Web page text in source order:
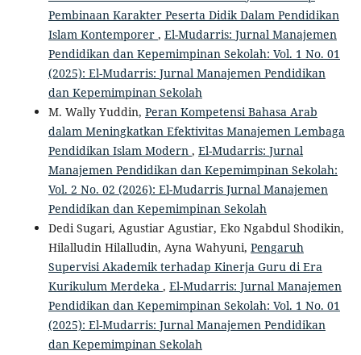
Pembinaan Karakter Peserta Didik Dalam Pendidikan
Islam Kontemporer , El-Mudarris: Jurnal Manajemen
Pendidikan dan Kepemimpinan Sekolah: Vol. 1 No. 01
(2025): El-Mudarris: Jurnal Manajemen Pendidikan
dan Kepemimpinan Sekolah
M. Wally Yuddin, Peran Kompetensi Bahasa Arab
dalam Meningkatkan Efektivitas Manajemen Lembaga
Pendidikan Islam Modern , El-Mudarris: Jurnal
Manajemen Pendidikan dan Kepemimpinan Sekolah:
Vol. 2 No. 02 (2026): El-Mudarris Jurnal Manajemen
Pendidikan dan Kepemimpinan Sekolah
Dedi Sugari, Agustiar Agustiar, Eko Ngabdul Shodikin,
Hilalludin Hilalludin, Ayna Wahyuni, Pengaruh
Supervisi Akademik terhadap Kinerja Guru di Era
Kurikulum Merdeka , El-Mudarris: Jurnal Manajemen
Pendidikan dan Kepemimpinan Sekolah: Vol. 1 No. 01
(2025): El-Mudarris: Jurnal Manajemen Pendidikan
dan Kepemimpinan Sekolah